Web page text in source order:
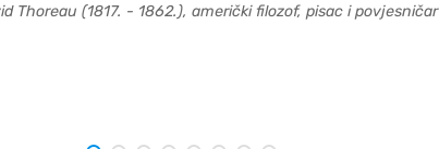
Thoreau (1817. - 1862.), američki filozof, pisac i povjesničar